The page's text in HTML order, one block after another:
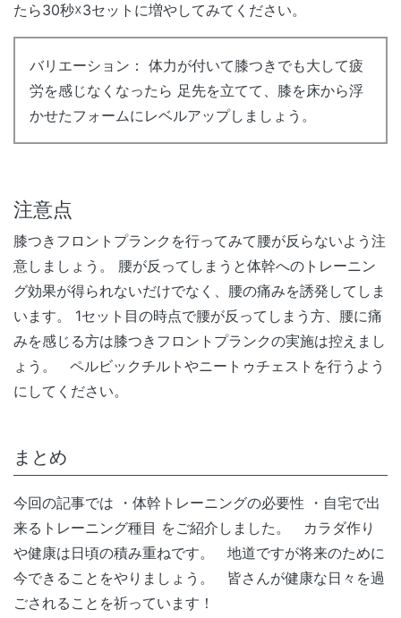
たら30秒☓3セットに増やしてみてください。
バリエーション： 体力が付いて膝つきでも大して疲
労を感じなくなったら 足先を立てて、膝を床から浮
かせたフォームにレベルアップしましょう。
注意点
膝つきフロントプランクを行ってみて腰が反らないよう注
意しましょう。 腰が反ってしまうと体幹へのトレーニン
グ効果が得られないだけでなく、腰の痛みを誘発してしま
います。 1セット目の時点で腰が反ってしまう方、腰に痛
みを感じる方は膝つきフロントプランクの実施は控えまし
ょう。 ペルビックチルトやニートゥチェストを行うよう
にしてください。
まとめ
今回の記事では ・体幹トレーニングの必要性 ・自宅で出
来るトレーニング種目 をご紹介しました。 カラダ作り
や健康は日頃の積み重ねです。 地道ですが将来のために
今できることをやりましょう。 皆さんが健康な日々を過
ごされることを祈っています！